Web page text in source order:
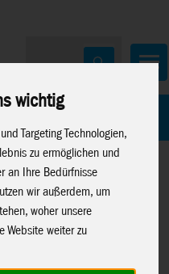
wichtig
Targeting Technologien,
zu ermöglichen und
an Ihre Bedürfnisse
wir außerdem, um
woher unsere
Website weiter zu
Deko